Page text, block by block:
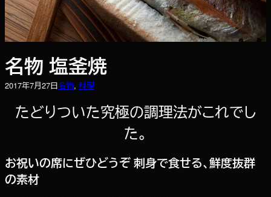
名物 塩釜焼
2017年7月27日名物, 料理
たどりついた究極の調理法がこれでし
た。
お祝いの席にぜひどうぞ 刺身で食せる、鮮度抜群
の素材